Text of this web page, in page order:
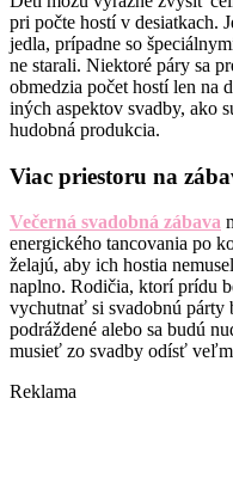
pri počte hostí v desiatkach.
jedla, prípadne so
ne starali. Niektoré páry sa
obmedzia počet hostí len na
iných aspektov svadby, ako
hudobná produkcia.
Viac priestoru na
Večerná svadobná zábava
energického tancovania po
želajú, aby ich hostia
naplno. Rodičia, ktorí prídu
vychutnať si svadobnú párty
podráždené alebo sa budú
musieť zo svadby odísť
Reklama